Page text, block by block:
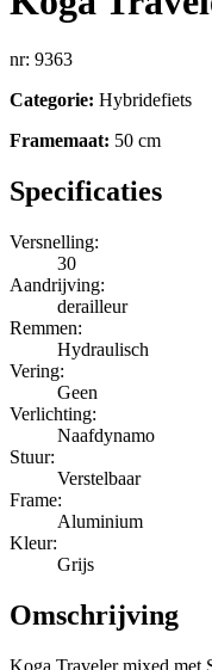
nr: 9363
Categorie: Hybridefiets
Framemaat: 50 cm
Specificaties
Versnelling:
30
Aandrijving:
derailleur
Remmen:
Hydraulisch
Vering:
Geen
Verlichting:
Naafdynamo
Stuur:
Verstelbaar
Frame:
Aluminium
Kleur:
Grijs
Omschrijving
Koga Traveler mixed met